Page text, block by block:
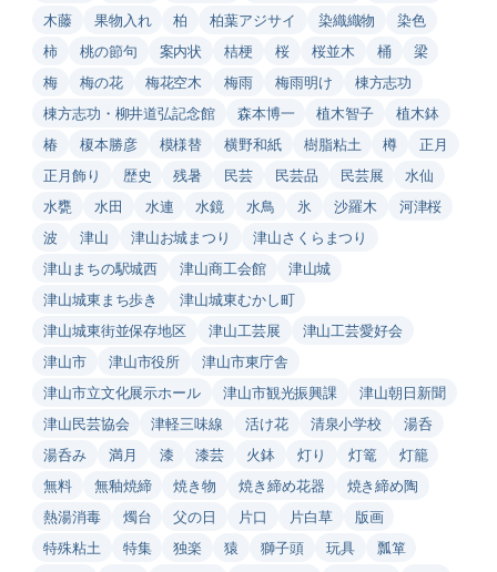
木藤
果物入れ 柏 柏葉アジサイ 染織織物
染色
柿
桃の節句 案内状 桔梗 桜 桜並木 桶
梁
梅
梅の花 梅花空木 梅雨 梅雨明け
棟方志功
棟方志功・柳井道弘記念館
森本博一 植木智子
植木鉢
椿
榎本勝彦 模様替 横野和紙 樹脂粘土 樽
正月
正月飾り
歴史 残暑 民芸 民芸品 民芸展
水仙
水甕
水田 水連 水鏡 水鳥 氷 沙羅木
河津桜
波
津山 津山お城まつり
津山さくらまつり
津山まちの駅城西
津山商工会館
津山城
津山城東まち歩き
津山城東むかし町
津山城東街並保存地区
津山工芸展
津山工芸愛好会
津山市
津山市役所
津山市東庁舎
津山市立文化展示ホール
津山市観光振興課
津山朝日新聞
津山民芸協会
津軽三味線 活け花 清泉小学校
湯呑
湯呑み
満月 漆 漆芸 火鉢 灯り 灯篭
灯籠
無料
無釉焼締 焼き物 焼き締め花器
焼き締め陶
熱湯消毒
燭台 父の日 片口 片白草
版画
特殊粘土
特集 独楽 猿 獅子頭 玩具
瓢箪